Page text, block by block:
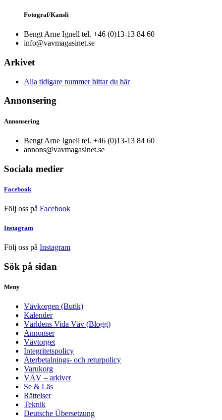
Fotograf/Kansli
Bengt Arne Ignell tel. +46 (0)13-13 84 60
info@vavmagasinet.se
Arkivet
Alla tidigare nummer hittar du här
Annonsering
Annonsering
Bengt Arne Ignell tel. +46 (0)13-13 84 60
annons@vavmagasinet.se
Sociala medier
Facebook
Följ oss på Facebook
Instagram
Följ oss på Instagram
Sök på sidan
Meny
Vävkorgen (Butik)
Kalender
Världens Vida Väv (Blogg)
Annonser
Vävtorget
Integritetspolicy
Återbetalnings- och returpolicy
Varukorg
VÄV – arkivet
Se & Läs
Rättelser
Teknik
Deutsche Übersetzung